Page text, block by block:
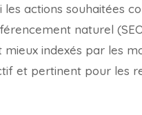
actions souhaitées
naturel
indexés par les
et pertinent pour les